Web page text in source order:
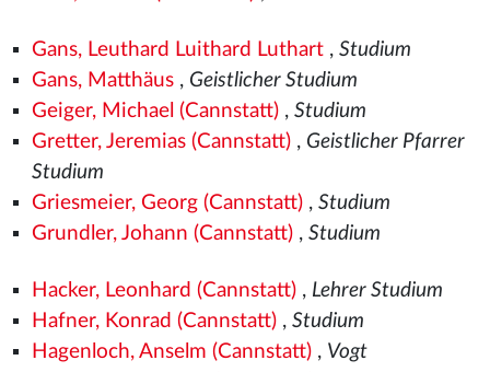
Gans, Leuthard Luithard Luthart, Studium
Gans, Matthäus, Geistlicher Studium
Geiger, Michael (Cannstatt), Studium
Gretter, Jeremias (Cannstatt), Geistlicher Pfarrer
Studium
Griesmeier, Georg (Cannstatt), Studium
Grundler, Johann (Cannstatt), Studium
Hacker, Leonhard (Cannstatt), Lehrer Studium
Hafner, Konrad (Cannstatt), Studium
Hagenloch, Anselm (Cannstatt), Vogt